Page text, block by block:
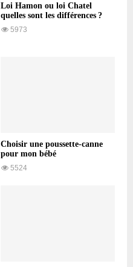
Loi Hamon ou loi Chatel
quelles sont les différences ?
5973
Choisir une poussette-canne
pour mon bébé
5524